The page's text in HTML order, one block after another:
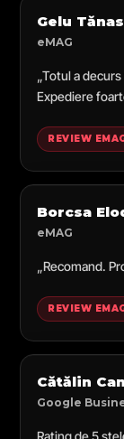
Gelu
eMAG
„Totul a
Expediere
REVIEW
Borcsa
eMAG
„Recomand.
REVIEW
Cătălin
Google